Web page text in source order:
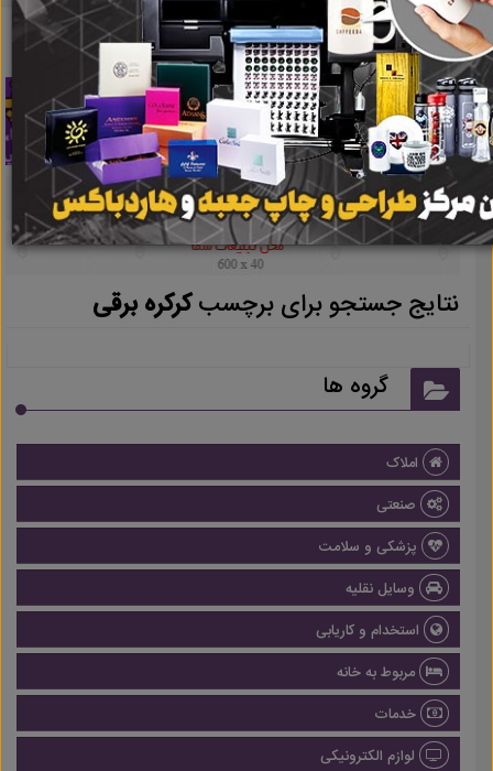
ابزاریراق کرکره برقی نتایج جستجو برای برچسبکرکره برقی
نتایج جستجو برای برچسبکرکره برقی
گروه ها
املاک
صنعتی
پزشکی و سلامت
وسایل نقلیه
استخدام و کاریابی
مربوط به خانه
خدمات
لوازم الکترونیکی